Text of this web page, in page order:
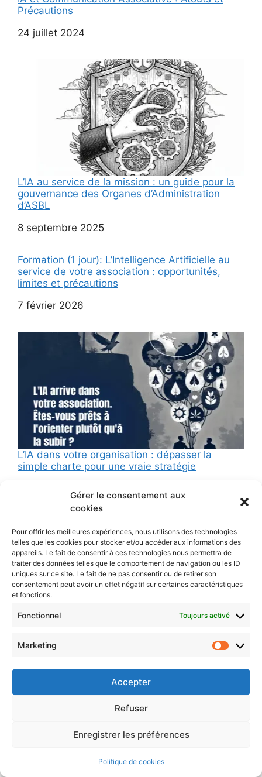
Gérer le consentement aux
cookies
Pour offrir les meilleures expériences, nous utilisons des technologies
telles que les cookies pour stocker et/ou accéder aux informations des
appareils. Le fait de consentir à ces technologies nous permettra de
traiter des données telles que le comportement de navigation ou les ID
uniques sur ce site. Le fait de ne pas consentir ou de retirer son
consentement peut avoir un effet négatif sur certaines caractéristiques
et fonctions.
Fonctionnel Toujours activé
Marketing
Accepter
Refuser
Enregistrer les préférences
Politique de cookies
Précautions
Date
24 juillet 2024
L’IA au service de la mission : un guide pour la
gouvernance des Organes d’Administration
d’ASBL
Date
8 septembre 2025
Formation (1 jour): L’Intelligence Artificielle au
service de votre association : opportunités,
limites et précautions
Date
7 février 2026
L’IA dans votre organisation : dépasser la
simple charte pour une vraie stratégie
6 octobre 2025
QUICK LINKS
LATEST POSTS
L’IA pour se simplifier la vie : commencez par ce
Votre document est prêt
La checklist GEO pour les associations
La fin des liens bleus : ce que les associations y
gagnent et y perdent
modèles de langage et souveraineté des